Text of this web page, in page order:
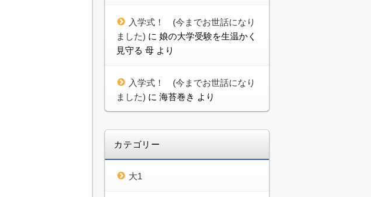
入学式！ (今までお世話になり
ました) に 娘の大学受験を生温かく
見守る 母 より
入学式！ (今までお世話になり
ました) に 海苔巻き より
カテゴリー
大1